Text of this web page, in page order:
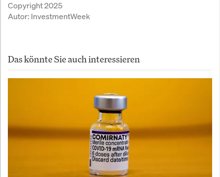
Copyright 2025
Autor: InvestmentWeek
Das könnte Sie auch interessieren